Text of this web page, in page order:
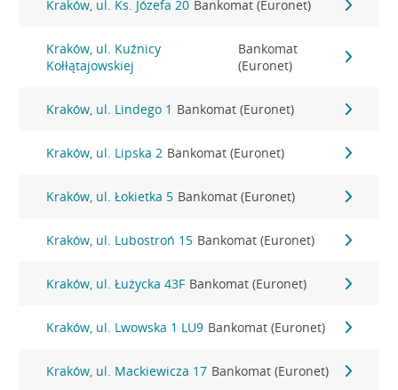
Kraków, ul. Ks. Józefa 20 Bankomat (Euronet)
Kraków, ul. Kuźnicy
Kołłątajowskiej
Bankomat
(Euronet)
Kraków, ul. Lindego 1 Bankomat (Euronet)
Kraków, ul. Lipska 2 Bankomat (Euronet)
Kraków, ul. Łokietka 5 Bankomat (Euronet)
Kraków, ul. Lubostroń 15 Bankomat (Euronet)
Kraków, ul. Łużycka 43F Bankomat (Euronet)
Kraków, ul. Lwowska 1 LU9 Bankomat (Euronet)
Kraków, ul. Mackiewicza 17 Bankomat (Euronet)